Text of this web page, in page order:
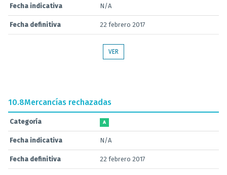
Fecha indicativa N/A
Fecha definitiva 22 febrero 2017
VER
10.8Mercancías rechazadas
Categoría A
Fecha indicativa N/A
Fecha definitiva 22 febrero 2017